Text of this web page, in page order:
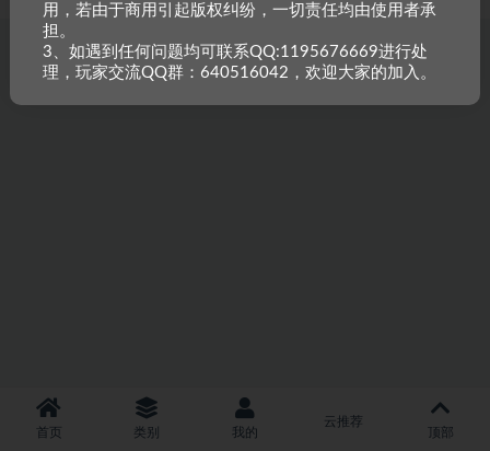
首页 类别 我的
云推荐
顶部
用，若由于商用引起版权纠纷，一切责任均由使用者承
担。
3、如遇到任何问题均可联系QQ:1195676669进行处
理，玩家交流QQ群：640516042，欢迎大家的加入。